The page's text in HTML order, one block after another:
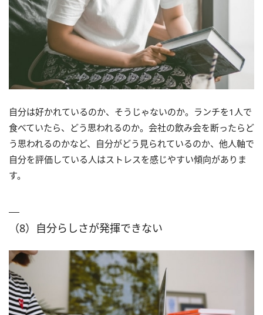
自分は好かれているのか、そうじゃないのか。ランチを1人で
食べていたら、どう思われるのか。会社の飲み会を断ったらど
う思われるのかなど、自分がどう見られているのか、他人軸で
自分を評価している人はストレスを感じやすい傾向がありま
す。
（8）自分らしさが発揮できない